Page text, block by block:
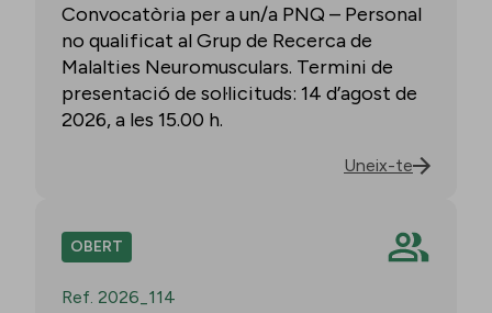
Convocatòria per a un/a PNQ – Personal
no qualificat al Grup de Recerca de
Malalties Neuromusculars. Termini de
presentació de sol·licituds: 14 d’agost de
2026, a les 15.00 h.
Uneix-te
OBERT
Ref. 2026_114